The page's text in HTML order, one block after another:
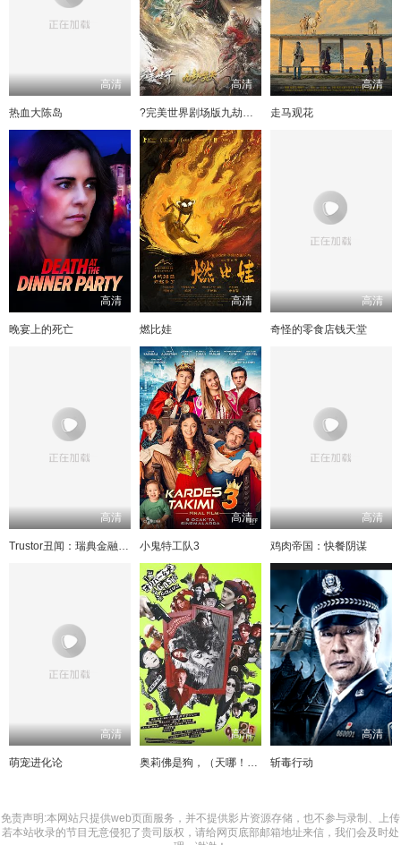
高清
热血大陈岛
高清
?完美世界剧场版九劫焚天?
高清
走马观花
高清
晚宴上的死亡
高清
燃比娃
高清
奇怪的零食店钱天堂
高清
Trustor丑闻：瑞典金融案内幕
高清
小鬼特工队3
高清
鸡肉帝国：快餐阴谋
高清
萌宠进化论
高清
奥莉佛是狗，（天哪！！）这家伙电影版
高清
斩毒行动
免责声明:本网站只提供web页面服务，并不提供影片资源存储，也不参与录制、上传
若本站收录的节目无意侵犯了贵司版权，请给网页底部邮箱地址来信，我们会及时处